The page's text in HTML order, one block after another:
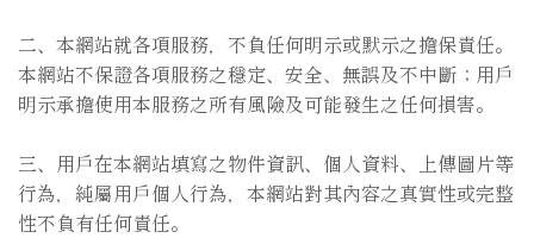
二、本網站就各項服務，不負任何明示或默示之擔保責任。
本網站不保證各項服務之穩定、安全、無誤及不中斷；用戶
明示承擔使用本服務之所有風險及可能發生之任何損害。
三、用戶在本網站填寫之物件資訊、個人資料、上傳圖片等
行為，純屬用戶個人行為，本網站對其內容之真實性或完整
性不負有任何責任。